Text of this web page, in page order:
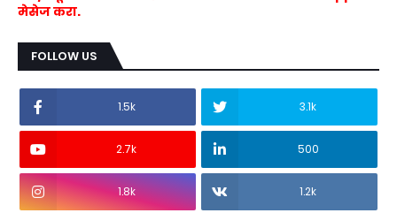
मेसेज करा.
FOLLOW US
1.5k 3.1k
2.7k 500
1.8k 1.2k